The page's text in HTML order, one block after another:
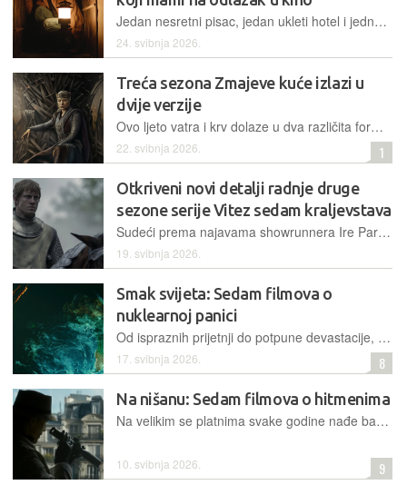
Jedan nesretni pisac, jedan ukleti hotel i jedna vještica ili što je Ohm Bauman naučio na najgorem godišnjem odmoru u životu
24. svibnja 2026.
Treća sezona Zmajeve kuće izlazi u
dvije verzije
Ovo ljeto vatra i krv dolaze u dva različita formata kako bi bili pristupačni široj publici
22. svibnja 2026. 1
Otkriveni novi detalji radnje druge
sezone serije Vitez sedam kraljevstava
Sudeći prema najavama showrunnera Ire Parkera, sljedeća bi sezona intimni ton mogla zamijeniti političkim nabojem
19. svibnja 2026.
Smak svijeta: Sedam filmova o
nuklearnoj panici
Od ispraznih prijetnji do potpune devastacije, nuklearna noćna mora je u svojim različitim fazama sveprisutna na velikim platnima
17. svibnja 2026. 8
Na nišanu: Sedam filmova o hitmenima
Na velikim se platnima svake godine nađe barem jedan blockbuster u čijem je središtu život plaćenog ubojice. Iako su se kroz filmsku povijest mijenjali, filmski su hitmeni do danas zadržali osnovne karakteristike te ostali jednako fascinantni i redateljima i publici
10. svibnja 2026. 9